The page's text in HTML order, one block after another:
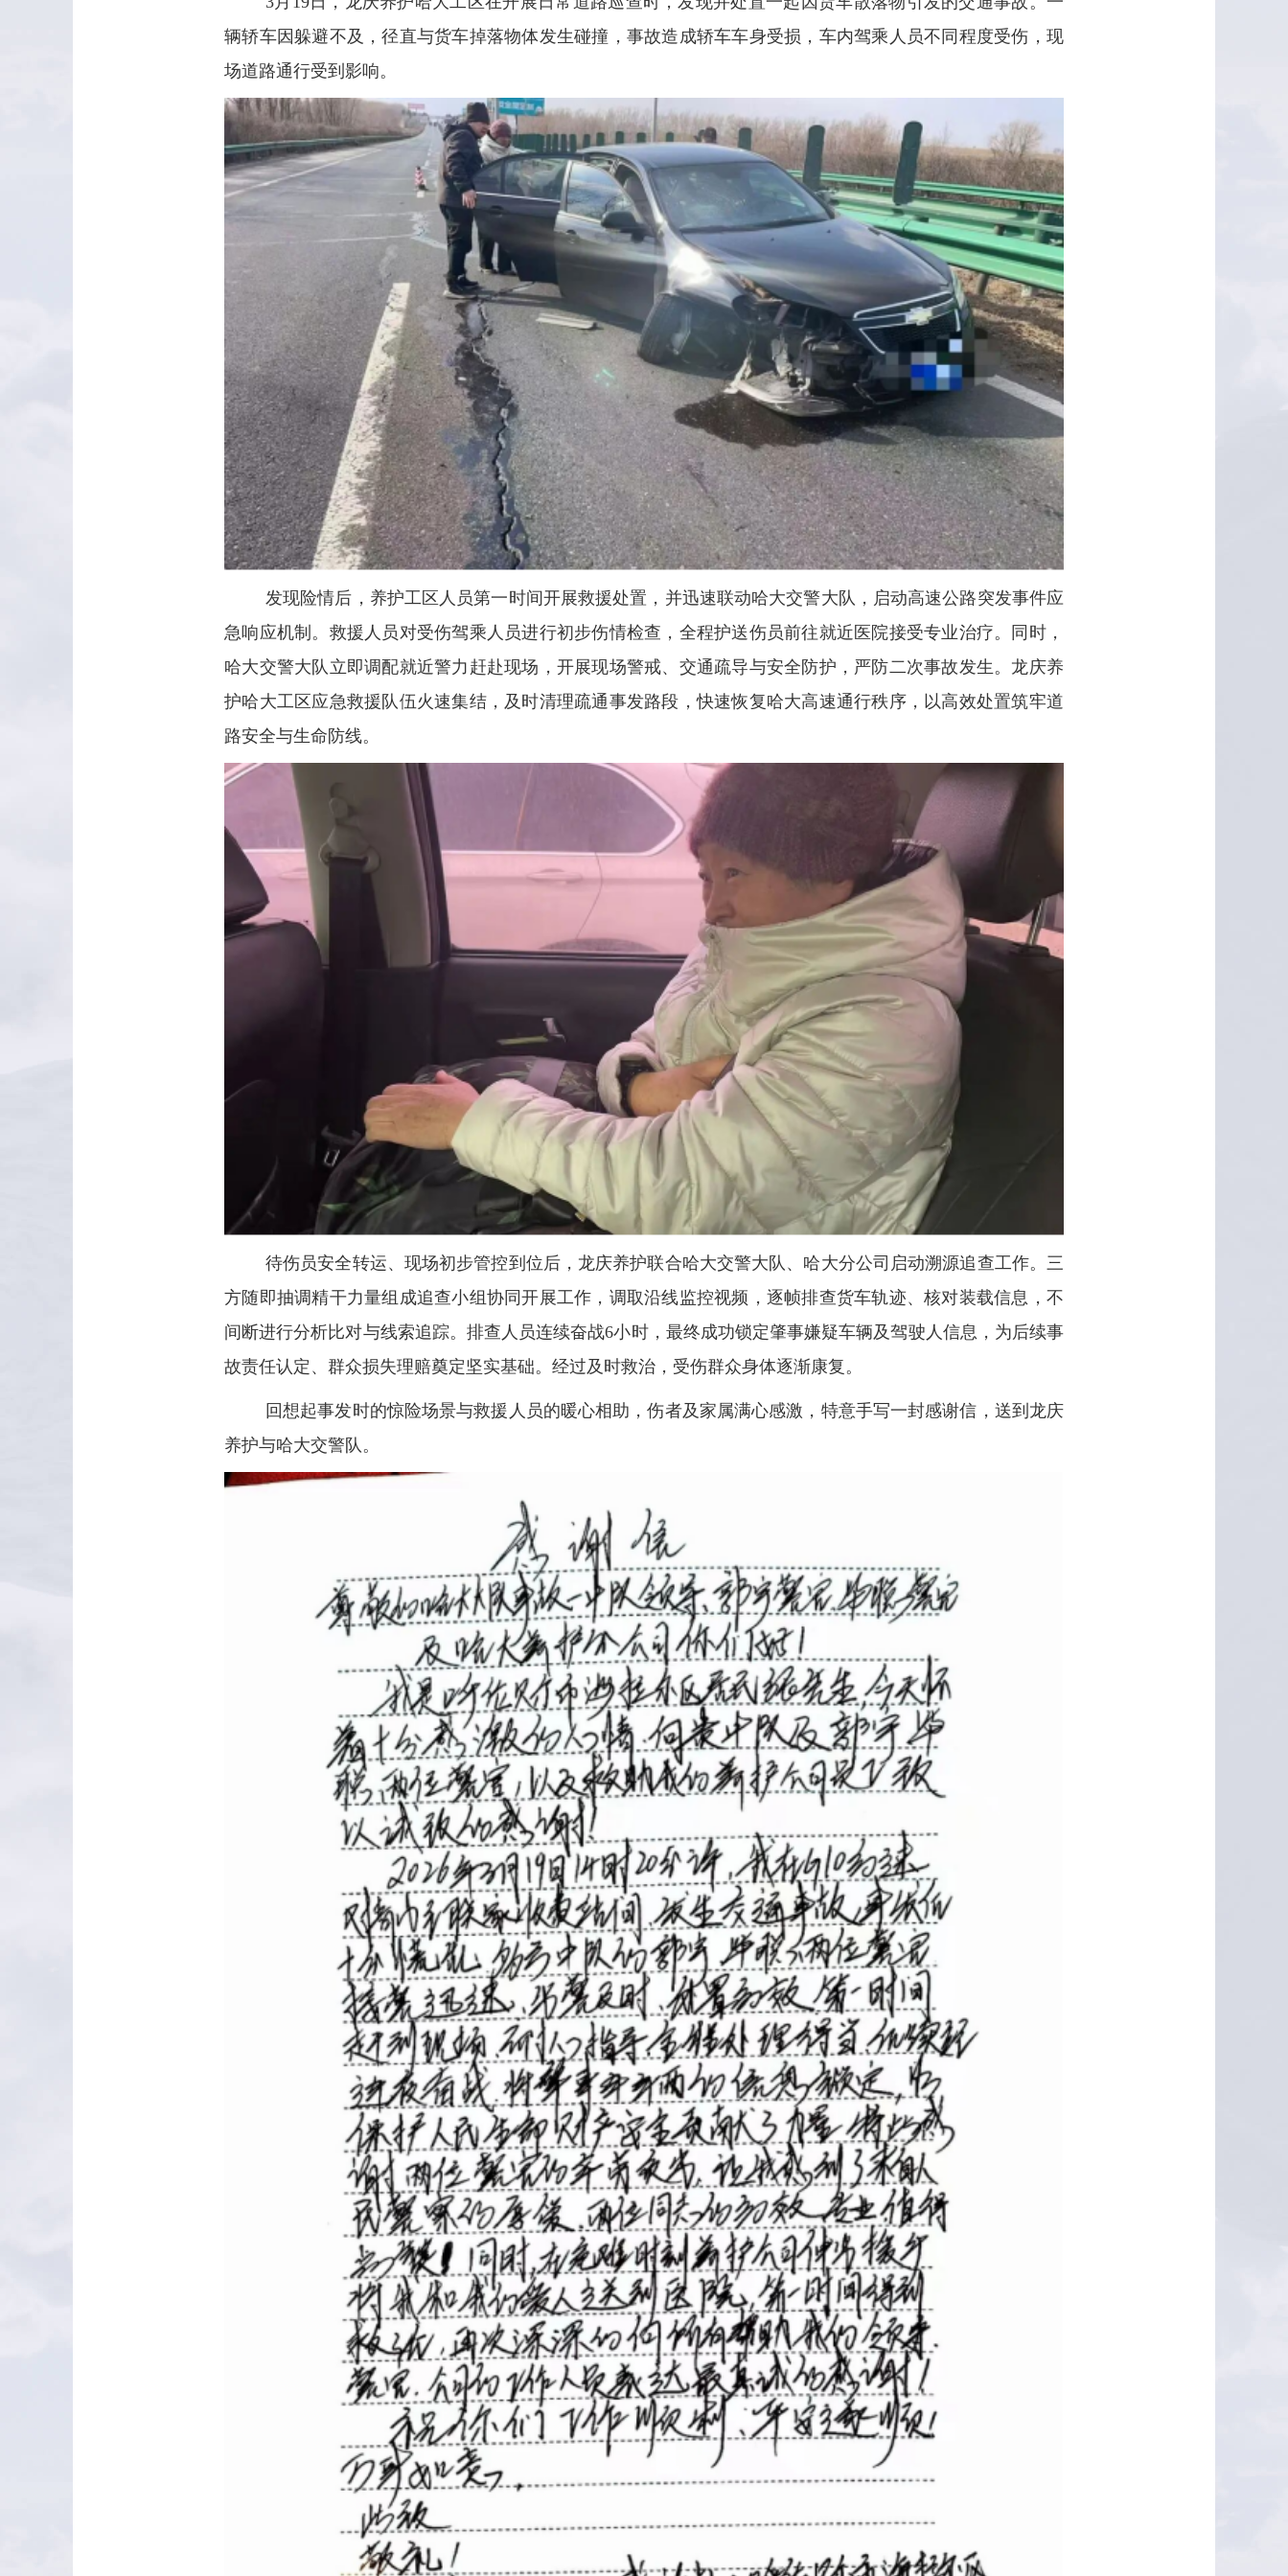
辆轿车因躲避不及，径直与货车掉落物体发生碰撞，事故造成轿车车身受损，车内驾乘人员不同程度受伤，现
场道路通行受到影响。
发现险情后，养护工区人员第一时间开展救援处置，并迅速联动哈大交警大队，启动高速公路突发事件应
急响应机制。救援人员对受伤驾乘人员进行初步伤情检查，全程护送伤员前往就近医院接受专业治疗。同时，
哈大交警大队立即调配就近警力赶赴现场，开展现场警戒、交通疏导与安全防护，严防二次事故发生。龙庆养
护哈大工区应急救援队伍火速集结，及时清理疏通事发路段，快速恢复哈大高速通行秩序，以高效处置筑牢道
路安全与生命防线。
待伤员安全转运、现场初步管控到位后，龙庆养护联合哈大交警大队、哈大分公司启动溯源追查工作。三
方随即抽调精干力量组成追查小组协同开展工作，调取沿线监控视频，逐帧排查货车轨迹、核对装载信息，不
间断进行分析比对与线索追踪。排查人员连续奋战6小时，最终成功锁定肇事嫌疑车辆及驾驶人信息，为后续事
故责任认定、群众损失理赔奠定坚实基础。经过及时救治，受伤群众身体逐渐康复。
回想起事发时的惊险场景与救援人员的暖心相助，伤者及家属满心感激，特意手写一封感谢信，送到龙庆
养护与哈大交警队。